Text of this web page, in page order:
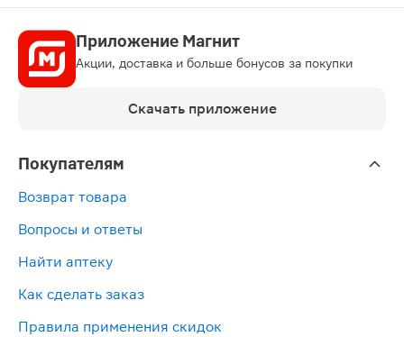
Приложение Магнит
Акции, доставка и больше бонусов за покупки
Скачать приложение
Покупателям
Возврат товара
Вопросы и ответы
Найти аптеку
Как сделать заказ
Правила применения скидок